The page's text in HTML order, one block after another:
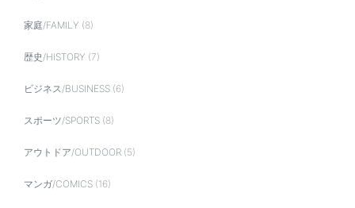
家庭/FAMILY (8)
歴史/HISTORY (7)
ビジネス/BUSINESS (6)
スポーツ/SPORTS (8)
アウトドア/OUTDOOR (5)
マンガ/COMICS (16)